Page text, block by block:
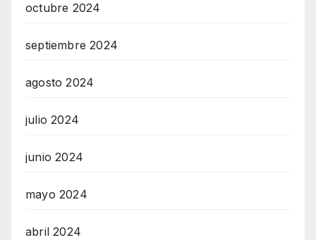
octubre 2024
septiembre 2024
agosto 2024
julio 2024
junio 2024
mayo 2024
abril 2024